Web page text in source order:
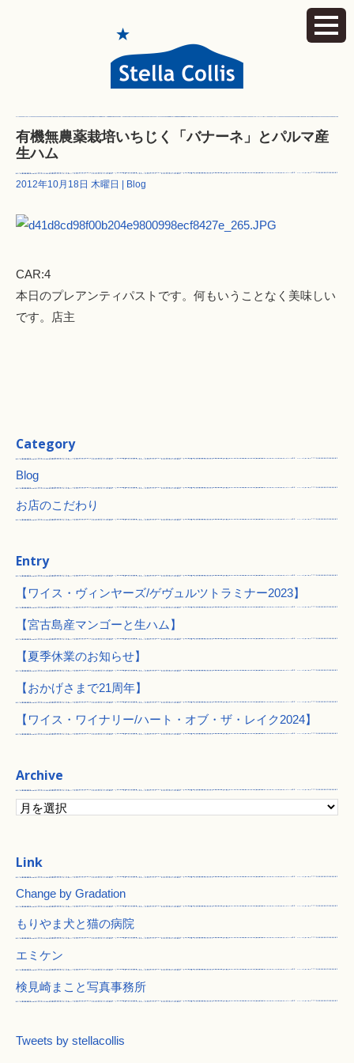
有機無農薬栽培いちじく「バナーネ」とパルマ産
生ハム
2012年10月18日 木曜日 | Blog
CAR:4
本日のプレアンティパストです。何もいうことなく美味しい
です。店主
Category
Blog
お店のこだわり
Entry
【ワイス・ヴィンヤーズ/ゲヴュルツトラミナー2023】
【宮古島産マンゴーと生ハム】
【夏季休業のお知らせ】
【おかげさまで21周年】
【ワイス・ワイナリー/ハート・オブ・ザ・レイク2024】
Archive
Change by Gradation
もりやま犬と猫の病院
エミケン
検見崎まこと写真事務所
Tweets by stellacollis